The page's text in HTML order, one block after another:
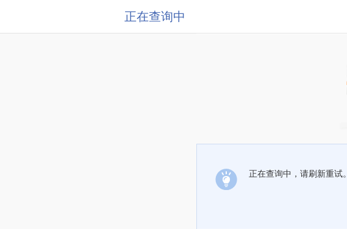
正在查询中
正在查询中，请刷新重试。